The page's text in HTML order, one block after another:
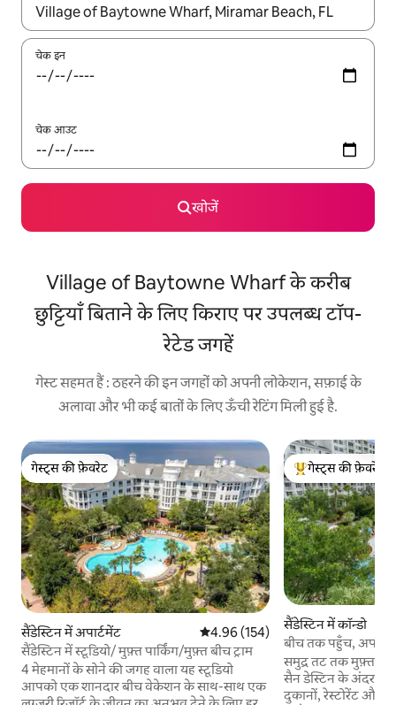
नतीजों के उपलब्ध होने पर, अप और डाउन 'ऐरो की' का इस्तेमाल करके नेविगेट
चेक इन
चेक आउट
खोजें
Village of Baytowne Wharf के करीब
छुट्टियाँ बिताने के लिए किराए पर उपलब्ध टॉप-
रेटेड जगहें
गेस्ट सहमत हैं : ठहरने की इन जगहों को अपनी लोकेशन, सफ़ाई के
अलावा और भी कई बातों के लिए ऊँची रेटिंग मिली हुई है.
गेस्ट्स की फ़ेवरेट
गेस्ट्स की फ़ेवरेट
सैंडेस्टिन में अपार्टमेंट औसत रेटिंग 5 में से 4.96, 154 समीक्षाएँ
4.96 (154)
सैंडेस्टिन में स्टूडियो/ मुफ़्त पार्किंग/मुफ़्त बीच ट्राम
4 मेहमानों के सोने की जगह वाला यह स्टूडियो
आपको एक शानदार बीच वेकेशन के साथ-साथ एक
गेस्ट्स का टॉप फ़ेवरेट
गेस्ट्स की फ़ेवरेट
सैंडेस्टिन में कॉन्डो
बीच तक पहुँच, अपडेट
मुफ़्त ट्राम
समुद्र तट तक मुफ़्त
सैन डेस्टिन के अंदर
दुकानों, रेस्टोरेंट और